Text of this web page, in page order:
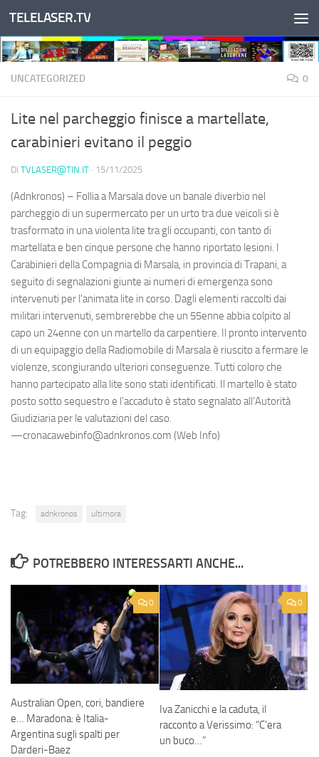
Salta al contenuto
TELELASER.TV
UNCATEGORIZED 0
Lite nel parcheggio finisce a martellate,
carabinieri evitano il peggio
DI TVLASER@TIN.IT · 15/11/2025
(Adnkronos) – Follia a Marsala dove un banale diverbio nel
parcheggio di un supermercato per un urto tra due veicoli si è
trasformato in una violenta lite tra gli occupanti, con tanto di
martellata e ben cinque persone che hanno riportato lesioni. I
Carabinieri della Compagnia di Marsala, in provincia di Trapani, a
seguito di segnalazioni giunte ai numeri di emergenza sono
intervenuti per l'animata lite in corso. Dagli elementi raccolti dai
militari intervenuti, sembrerebbe che un 55enne abbia colpito al
capo un 24enne con un martello da carpentiere. Il pronto intervento
di un equipaggio della Radiomobile di Marsala è riuscito a fermare le
violenze, scongiurando ulteriori conseguenze. Tutti coloro che
hanno partecipato alla lite sono stati identificati. Il martello è stato
posto sotto sequestro e l’accaduto è stato segnalato all’Autorità
Giudiziaria per le valutazioni del caso.
—cronacawebinfo@adnkronos.com (Web Info)
Tag: adnkronos ultimora
POTREBBERO INTERESSARTI ANCHE...
0
Australian Open, cori, bandiere
e… Maradona: è Italia-
Argentina sugli spalti per
Darderi-Baez
0
Iva Zanicchi e la caduta, il
racconto a Verissimo: “C’era
un buco…”